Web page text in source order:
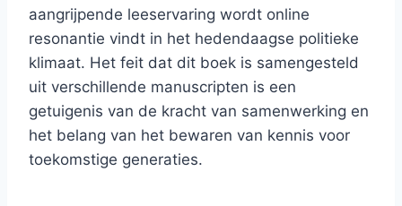
aangrijpende leeservaring wordt online
resonantie vindt in het hedendaagse politieke
klimaat. Het feit dat dit boek is samengesteld
uit verschillende manuscripten is een
getuigenis van de kracht van samenwerking en
het belang van het bewaren van kennis voor
toekomstige generaties.